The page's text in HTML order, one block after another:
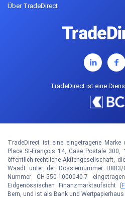
Über TradeDirect
TradeDirect ist eine
TradeDirect ist eine eingetragene Marke
Place St-François 14, Case Postale
öffentlich-rechtliche Aktiengesellschaft,
Waadt unter der Dossiernummer
Nummer CH-550-1000040-7
Eidgenössischen Finanzmarktaufsicht (
Bern, und ist als Bank und